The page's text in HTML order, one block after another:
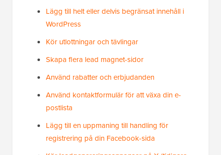
Lägg till helt eller delvis begränsat innehåll i
WordPress
Kör utlottningar och tävlingar
Skapa flera lead magnet-sidor
Använd rabatter och erbjudanden
Använd kontaktformulär för att växa din e-
postlista
Lägg till en uppmaning till handling för
registrering på din Facebook-sida